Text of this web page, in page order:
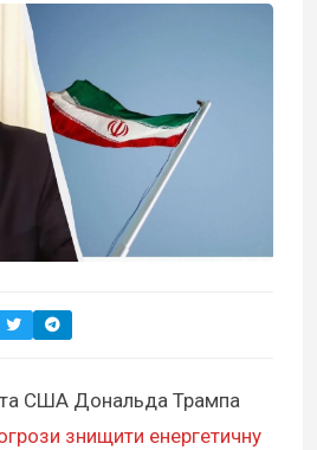
США Дональда Трампа
знищити енергетичну